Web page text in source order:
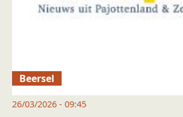
Beersel
26/03/2026 - 09:45